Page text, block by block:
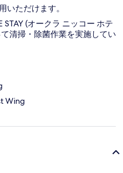
いただけます。
STAY (オークラ ニッコー ホテ
清掃・除菌作業を実施してい
Wing